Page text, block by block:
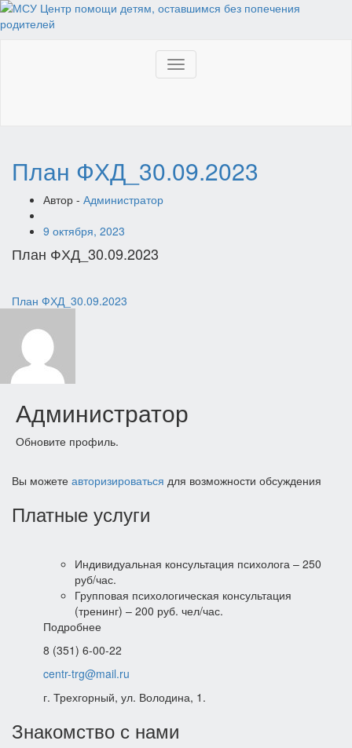
Toggle
navigation
План ФХД_30.09.2023
Автор - Администратор
9 октября, 2023
План ФХД_30.09.2023
Навигация
по
записям
План ФХД_30.09.2023
Администратор
Обновите профиль.
Вы можете авторизироваться для возможности обсуждения
Платные услуги
Индивидуальная консультация психолога – 250
руб/час.
Групповая психологическая консультация
(тренинг) – 200 руб. чел/час.
Подробнее
8 (351) 6-00-22
centr-trg@mail.ru
г. Трехгорный, ул. Володина, 1.
Знакомство с нами